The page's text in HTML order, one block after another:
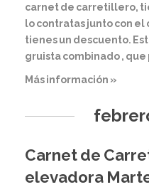
carnet de carretillero,
lo contratas junto con
tienes un descuento.
gruista combinado , que
Más información »
Carnet de
elevadora